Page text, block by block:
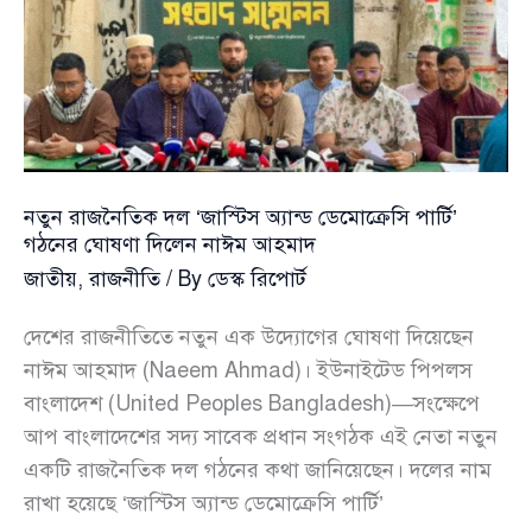
নতুন রাজনৈতিক দল ‘জাস্টিস অ্যান্ড ডেমোক্রেসি পার্টি’
গঠনের ঘোষণা দিলেন নাঈম আহমাদ
জাতীয়,রাজনীতি/ By ডেস্ক রিপোর্ট
দেশের রাজনীতিতে নতুন এক উদ্যোগের ঘোষণা দিয়েছেন
নাঈম আহমাদ (Naeem Ahmad)। ইউনাইটেড পিপলস
বাংলাদেশ (United Peoples Bangladesh)—সংক্ষেপে
আপ বাংলাদেশের সদ্য সাবেক প্রধান সংগঠক এই নেতা নতুন
একটি রাজনৈতিক দল গঠনের কথা জানিয়েছেন। দলের নাম
রাখা হয়েছে ‘জাস্টিস অ্যান্ড ডেমোক্রেসি পার্টি’